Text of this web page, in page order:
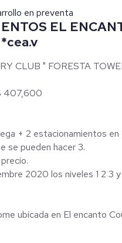
en preventa
EL
CLUB " FORESTA
DESDE: $ 407,600
+ Bodega + 2 estacionamientos
se pueden hacer 3.
2020 los niveles 1 2 3 y
ubicada en El encanto
de maravillas naturales